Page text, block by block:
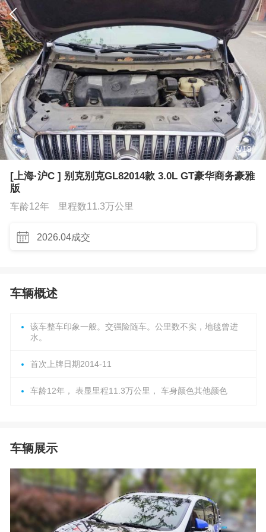
3/19
[上海·沪C ] 别克别克GL82014款 3.0L GT豪华商务豪雅
版
车龄12年 里程数11.3万公里
2026.04成交
车辆概述
该车整车印象一般。交强险随车。公里数不实，地毯曾进
水。
首次上牌日期2014-11
车龄12年， 表显里程11.3万公里， 车身颜色其他颜色
车辆展示